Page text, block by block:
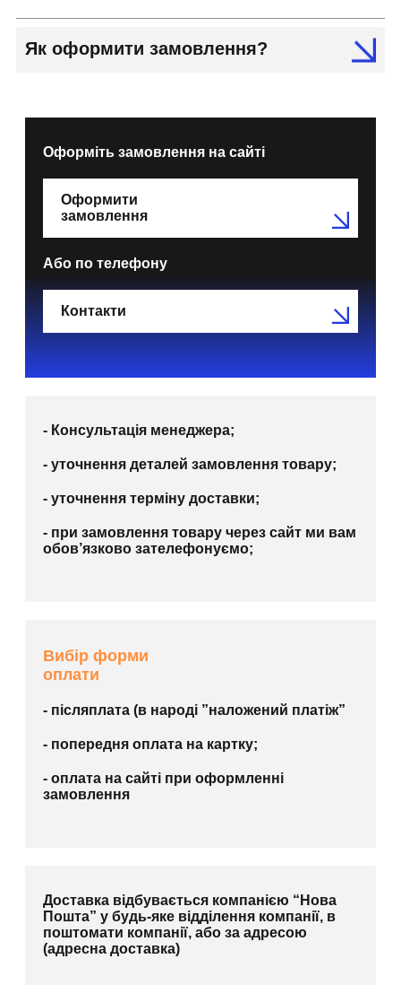
Як оформити замовлення?
Оформіть замовлення на сайті
Оформити
замовлення
Або по телефону
Контакти
- Консультація менеджера;
- уточнення деталей замовлення товару;
- уточнення терміну доставки;
- при замовлення товару через сайт ми вам
обов’язково зателефонуємо;
Вибір форми
оплати
- післяплата (в народі ”наложений платіж”
- попередня оплата на картку;
- оплата на сайті при оформленні
замовлення
Доставка відбувається компанією “Нова
Пошта” у будь-яке відділення компанії, в
поштомати компанії, або за адресою
(адресна доставка)